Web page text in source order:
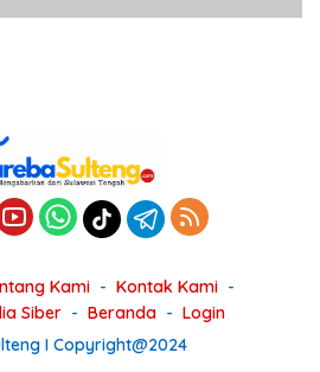
Kami
Kontak Kami
Siber
Beranda
Login
I Copyright@2024